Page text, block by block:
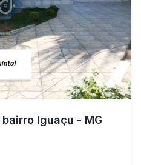
Iguaçu - MG